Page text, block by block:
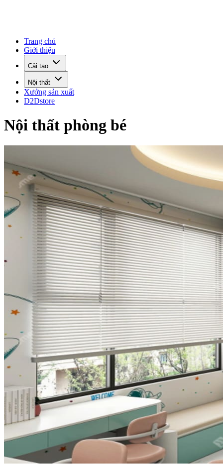
Trang chủ
Giới thiệu
Cải tạo
Nội thất
Xưởng sản xuất
D2Dstore
Nội thất phòng bé